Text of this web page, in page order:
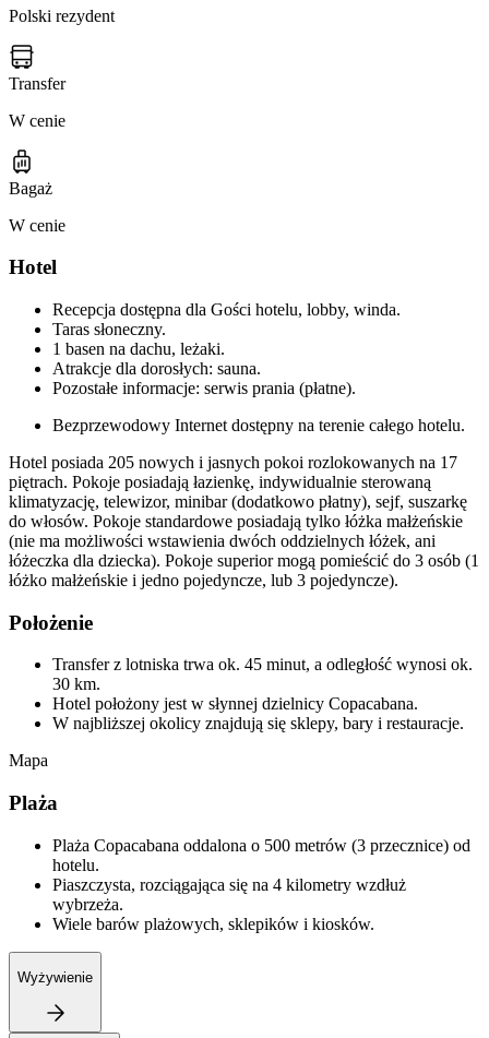
Polski rezydent
Transfer
W cenie
Bagaż
W cenie
Hotel
Recepcja dostępna dla Gości hotelu, lobby, winda.
Taras słoneczny.
1 basen na dachu, leżaki.
Atrakcje dla dorosłych: sauna.
Pozostałe informacje: serwis prania (płatne).
Bezprzewodowy Internet dostępny na terenie całego hotelu.
Hotel posiada 205 nowych i jasnych pokoi rozlokowanych na 17
piętrach. Pokoje posiadają łazienkę, indywidualnie sterowaną
klimatyzację, telewizor, minibar (dodatkowo płatny), sejf, suszarkę
do włosów. Pokoje standardowe posiadają tylko łóżka małżeńskie
(nie ma możliwości wstawienia dwóch oddzielnych łóżek, ani
łóżeczka dla dziecka). Pokoje superior mogą pomieścić do 3 osób (1
łóżko małżeńskie i jedno pojedyncze, lub 3 pojedyncze).
Położenie
Transfer z lotniska trwa ok. 45 minut, a odległość wynosi ok.
30 km.
Hotel położony jest w słynnej dzielnicy Copacabana.
W najbliższej okolicy znajdują się sklepy, bary i restauracje.
Mapa
Plaża
Plaża Copacabana oddalona o 500 metrów (3 przecznice) od
hotelu.
Piaszczysta, rozciągająca się na 4 kilometry wzdłuż
wybrzeża.
Wiele barów plażowych, sklepików i kiosków.
Wyżywienie